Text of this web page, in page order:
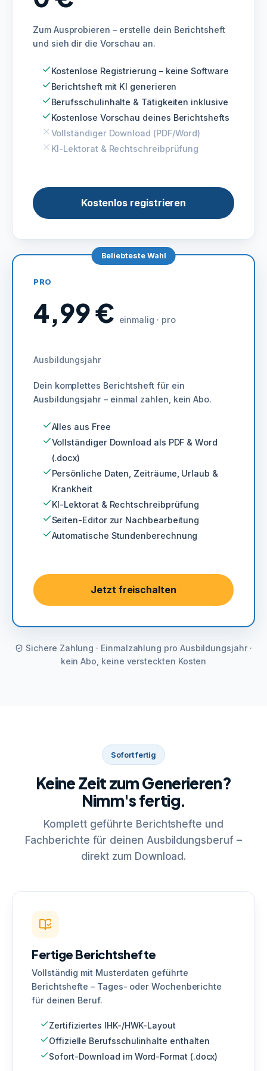
Zum Ausprobieren – erstelle dein Berichtsheft
und sieh dir die Vorschau an.
Kostenlose Registrierung – keine Software
Berichtsheft mit KI generieren
Berufsschulinhalte & Tätigkeiten inklusive
Kostenlose Vorschau deines Berichtshefts
Vollständiger Download (PDF/Word)
KI-Lektorat & Rechtschreibprüfung
Kostenlos registrieren
Beliebteste Wahl
PRO
4,99 € einmalig · pro
Ausbildungsjahr
Dein komplettes Berichtsheft für ein
Ausbildungsjahr – einmal zahlen, kein Abo.
Alles aus Free
Vollständiger Download als PDF & Word
(.docx)
Persönliche Daten, Zeiträume, Urlaub &
Krankheit
KI-Lektorat & Rechtschreibprüfung
Seiten-Editor zur Nachbearbeitung
Automatische Stundenberechnung
Jetzt freischalten
Sichere Zahlung · Einmalzahlung pro Ausbildungsjahr ·
kein Abo, keine versteckten Kosten
Sofort fertig
Keine Zeit zum Generieren?
Nimm's fertig.
Komplett geführte Berichtshefte und
Fachberichte für deinen Ausbildungsberuf –
direkt zum Download.
Fertige Berichtshefte
Vollständig mit Musterdaten geführte
Berichtshefte – Tages- oder Wochenberichte
für deinen Beruf.
Zertifiziertes IHK-/HWK-Layout
Offizielle Berufsschulinhalte enthalten
Sofort-Download im Word-Format (.docx)